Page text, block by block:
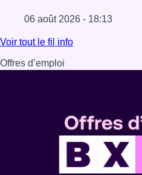
06 août 2026 - 18:13
Lire l'article La vague de
Voir tout le fil info
Offres d’emploi